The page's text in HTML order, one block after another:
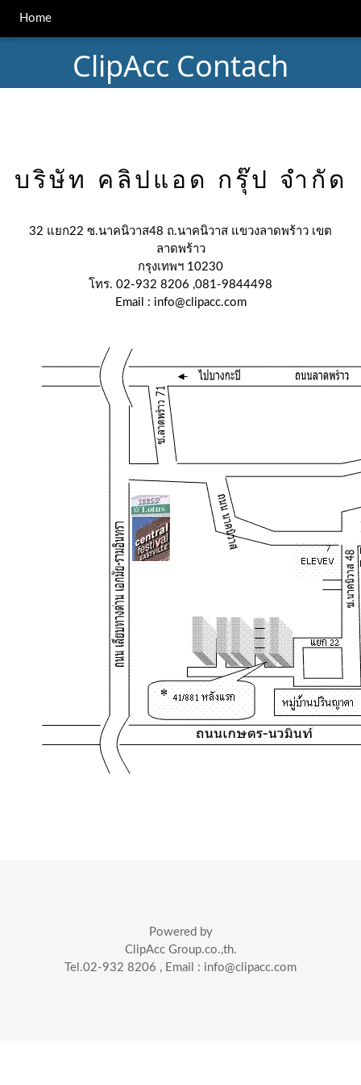
Home
ClipAcc Contach
บริษัท คลิปแอด กรุ๊ป จำกัด
32 แยก22 ซ.นาคนิวาส48 ถ.นาคนิวาส แขวงลาดพร้าว เขต
ลาดพร้าว
กรุงเทพฯ 10230
โทร. 02-932 8206 ,081-9844498
Email : info@clipacc.com
Powered by
ClipAcc Group.co.,th.
Tel.02-932 8206 , Email : info@clipacc.com